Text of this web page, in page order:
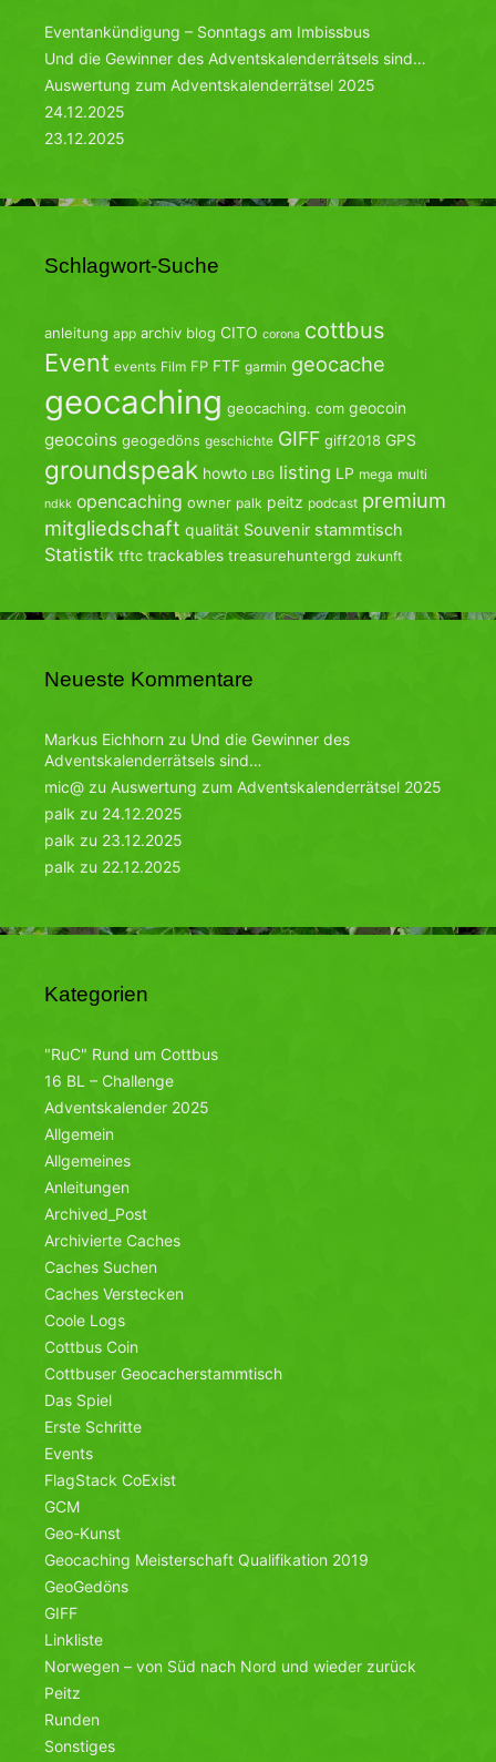
Eventankündigung – Sonntags am Imbissbus
Und die Gewinner des Adventskalenderrätsels sind…
Auswertung zum Adventskalenderrätsel 2025
24.12.2025
23.12.2025
Schlagwort-Suche
anleitung app archiv blog CITO corona cottbus
Event events Film FP FTF garmin geocache
geocaching geocaching. com geocoin
geocoins geogedöns geschichte GIFF giff2018 GPS
groundspeak howto LBG listing LP mega multi
ndkk opencaching owner palk peitz podcast premium
mitgliedschaft qualität Souvenir stammtisch
Statistik tftc trackables treasurehuntergd zukunft
Neueste Kommentare
Markus Eichhorn zu Und die Gewinner des
Adventskalenderrätsels sind…
mic@ zu Auswertung zum Adventskalenderrätsel 2025
palk zu 24.12.2025
palk zu 23.12.2025
palk zu 22.12.2025
Kategorien
"RuC" Rund um Cottbus
16 BL – Challenge
Adventskalender 2025
Allgemein
Allgemeines
Anleitungen
Archived_Post
Archivierte Caches
Caches Suchen
Caches Verstecken
Coole Logs
Cottbus Coin
Cottbuser Geocacherstammtisch
Das Spiel
Erste Schritte
Events
FlagStack CoExist
GCM
Geo-Kunst
Geocaching Meisterschaft Qualifikation 2019
GeoGedöns
GIFF
Linkliste
Norwegen – von Süd nach Nord und wieder zurück
Peitz
Runden
Sonstiges